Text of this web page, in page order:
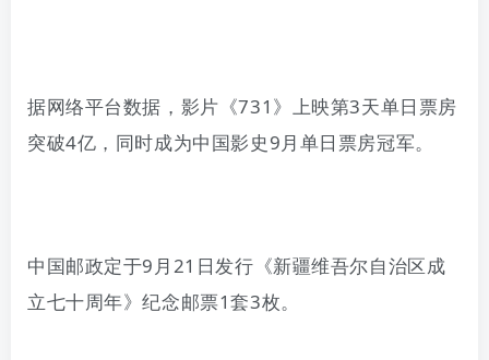
据网络平台数据，影片《731 》上映第3天单日票房
突破4亿，同时成为中国影史9月单日票房冠军。
中国邮政定于9 月21 日发行《新疆维吾尔自治区成
立七十周年》纪念邮票1套3枚。